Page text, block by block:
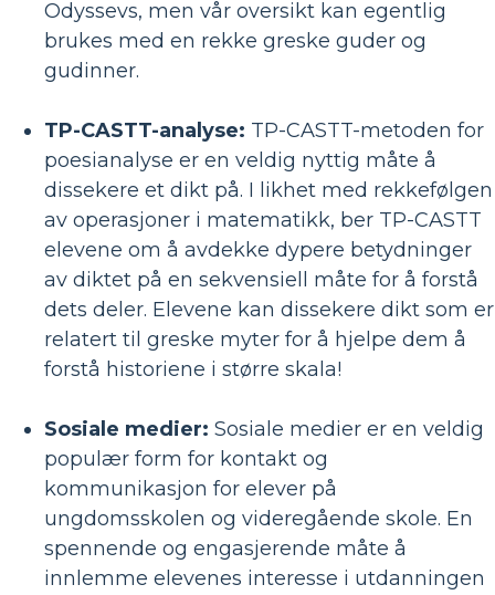
Odyssevs, men vår oversikt kan egentlig
brukes med en rekke greske guder og
gudinner.
TP-CASTT-analyse: TP-CASTT-metoden for
poesianalyse er en veldig nyttig måte å
dissekere et dikt på. I likhet med rekkefølgen
av operasjoner i matematikk, ber TP-CASTT
elevene om å avdekke dypere betydninger
av diktet på en sekvensiell måte for å forstå
dets deler. Elevene kan dissekere dikt som er
relatert til greske myter for å hjelpe dem å
forstå historiene i større skala!
Sosiale medier: Sosiale medier er en veldig
populær form for kontakt og
kommunikasjon for elever på
ungdomsskolen og videregående skole. En
spennende og engasjerende måte å
innlemme elevenes interesse i utdanningen